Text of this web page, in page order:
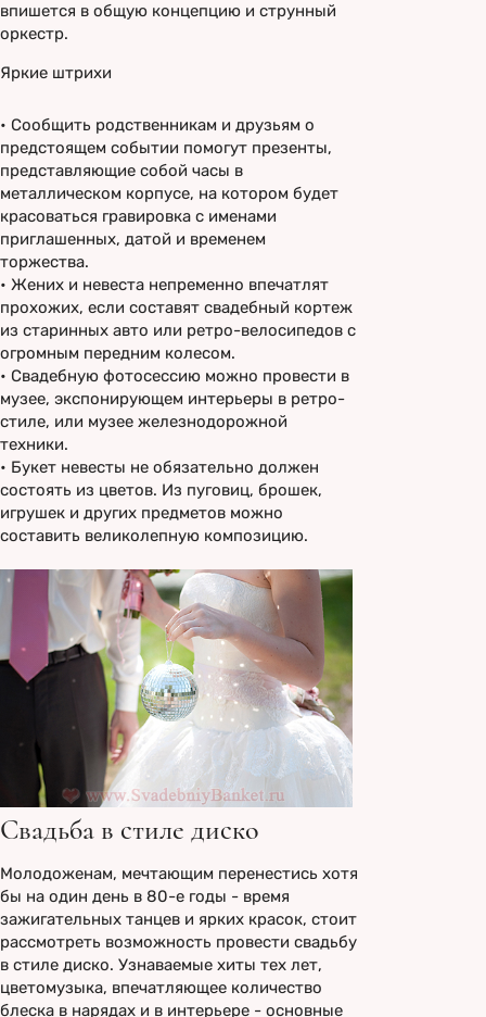
впишется в общую концепцию и струнный
оркестр.
Яркие штрихи
• Сообщить родственникам и друзьям о
предстоящем событии помогут презенты,
представляющие собой часы в
металлическом корпусе, на котором будет
красоваться гравировка с именами
приглашенных, датой и временем
торжества.
• Жених и невеста непременно впечатлят
прохожих, если составят свадебный кортеж
из старинных авто или ретро-велосипедов с
огромным передним колесом.
• Свадебную фотосессию можно провести в
музее, экспонирующем интерьеры в ретро-
стиле, или музее железнодорожной
техники.
• Букет невесты не обязательно должен
состоять из цветов. Из пуговиц, брошек,
игрушек и других предметов можно
составить великолепную композицию.
Свадьба в стиле диско
Молодоженам, мечтающим перенестись хотя
бы на один день в 80-е годы - время
зажигательных танцев и ярких красок, стоит
рассмотреть возможность провести свадьбу
в стиле диско. Узнаваемые хиты тех лет,
цветомузыка, впечатляющее количество
блеска в нарядах и в интерьере - основные